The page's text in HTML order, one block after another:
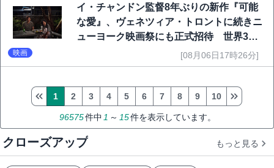
イ・チャンドン監督8年ぶりの新作『可能
な愛』、ヴェネツィア・トロントに続きニ
ューヨーク映画祭にも正式招待 世界3大
映画祭で快挙｜Netflix映画
映画 [08月06日17時26分]
96575件中 1 ～ 15件を表示しています。
1 2 3 4 5 6 7 8 9 10
クローズアップ もっと見る